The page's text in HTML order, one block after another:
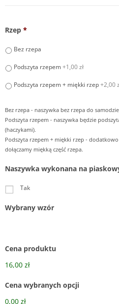
Rzep *
Bez rzepa
Podszyta rzepem+1,00 zł
Podszyta rzepem + miękki rzep+2,00
Bez rzepa - naszywka bez rzepa do
Podszyta rzepem - naszywka będzie
(haczykami).
Podszyta rzepem + miękki rzep -
dołączamy miękką część rzepa.
Naszywka wykonana na
Tak
Wybrany wzór
Cena produktu
16,00 zł
Cena wybranych opcji
0,00 zł